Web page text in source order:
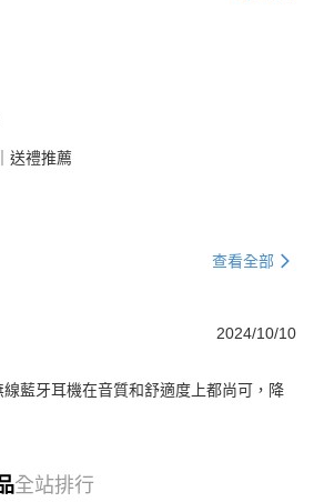
送禮推薦
查看全部
2024/10/10
線藍牙耳機在音質和舒適度上都尚可，降
全站排行